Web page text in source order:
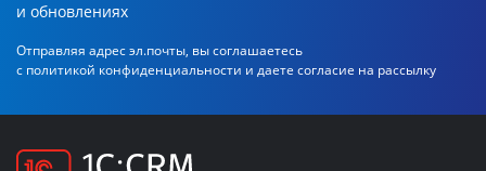
и обновлениях
Отправляя адрес эл.почты, вы соглашаетесь
с политикой конфиденциальности и даете согласие на рассылку